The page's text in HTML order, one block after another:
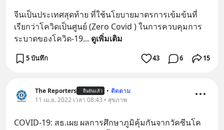
จีนเป็นประเทศสุดท้าย ที่ใช้นโยบายมาตรการเข้มข้นที่
เรียกว่าโควิดเป็นศูนย์ (Zero Covid ) ในการควบคุมการ
ระบาดของโควิด-19... ดูเพิ่มเติม
5 บันทึก 43 6 15
The Reporters ยืนยันแล้ว • ติดตาม
11 เม.ย. 2022 เวลา 08:43 • สุขภาพ
COVID-19: สธ.เผย ผลการศึกษาภูมิคุ้มกันจากวัคซีนโค